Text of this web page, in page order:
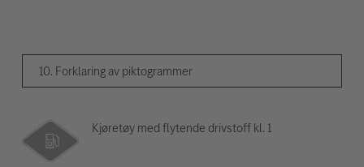
10. Forklaring av piktogrammer
Kjøretøy med flytende drivstoff kl. 1